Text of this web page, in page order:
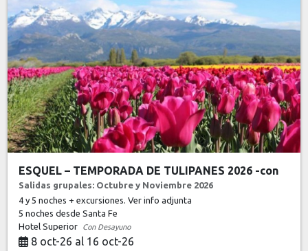
ESQUEL – TEMPORADA DE TULIPANES 2026 -con
Salidas grupales: Octubre y Noviembre 2026
4 y 5 noches + excursiones. Ver info adjunta
5 nochesdesde Santa Fe
Hotel Superior
Con Desayuno
8 oct-26 al 16 oct-26